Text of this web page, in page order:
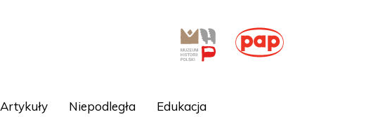
Artykuły Niepodległa Edukacja